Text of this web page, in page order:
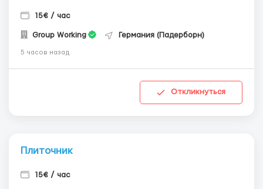
15€ / час
Group Working Германия (Падерборн)
5 часов назад
Откликнуться
Плиточник
15€ / час